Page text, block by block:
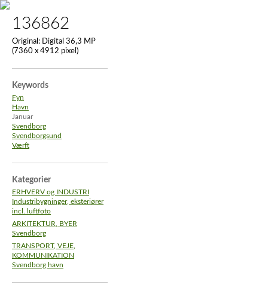
136862
Original: Digital 36,3 MP
(7360 x 4912 pixel)
Keywords
Fyn
Havn
Januar
Svendborg
Svendborgsund
Værft
Kategorier
ERHVERV og INDUSTRI
Industribygninger, eksteriører
incl. luftfoto
ARKITEKTUR, BYER
Svendborg
TRANSPORT, VEJE,
KOMMUNIKATION
Svendborg havn